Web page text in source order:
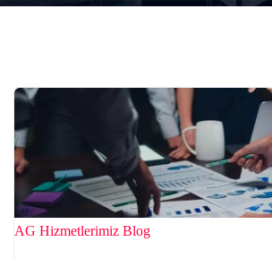
AG Hizmetlerimiz Blog